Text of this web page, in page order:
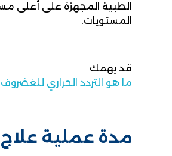
الطبية المجهزة على أعلى
المستويات.
قد يهمك
ما هو التردد الحراري للغضروف
مدة عملية علاج